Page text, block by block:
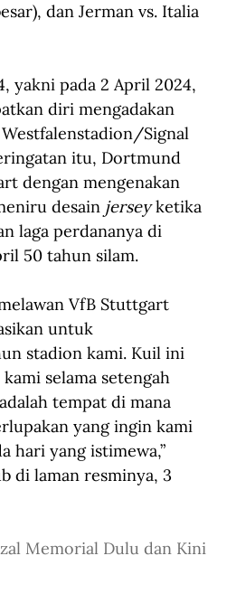
dan Jerman vs. Italia
yakni pada 2 April 2024,
diri mengadakan
Signal
itu, Dortmund
dengan mengenakan
desain jersey ketika
laga perdananya di
50 tahun silam.
VfB Stuttgart
untuk
stadion kami. Kuil ini
selama setengah
tempat di mana
yang ingin kami
hari yang istimewa,”
di laman resminya, 3
Memorial Dulu dan Kini